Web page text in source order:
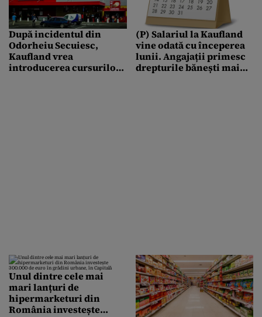
După incidentul din
Odorheiu Secuiesc,
Kaufland vrea
introducerea cursurilor
(P) Salariul la Kaufland
vine odată cu începerea
lunii. Angajații primesc
drepturile bănești mai
Unul dintre cele mai
mari lanțuri de
hipermarketuri din
România investește